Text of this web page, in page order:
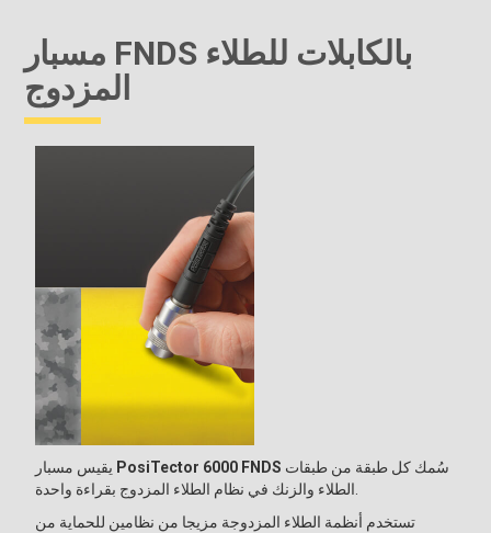
مسبار FNDS بالكابلات للطلاء
المزدوج
PosiTector 6000 FNDS
تستخدم أنظمة الطلاء المزدوجة مزيجا من نظامين للحماية من